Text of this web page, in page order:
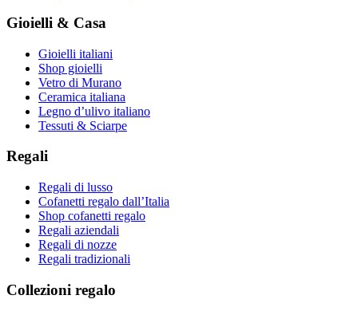
Gioielli & Casa
Gioielli italiani
Shop gioielli
Vetro di Murano
Ceramica italiana
Legno d’ulivo italiano
Tessuti & Sciarpe
Regali
Regali di lusso
Cofanetti regalo dall’Italia
Shop cofanetti regalo
Regali aziendali
Regali di nozze
Regali tradizionali
Collezioni regalo